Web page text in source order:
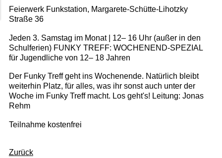
Feierwerk Funkstation, Margarete-Schütte-Lihotzky
Straße 36
Jeden 3. Samstag im Monat | 12– 16 Uhr (außer in den
Schulferien) FUNKY TREFF: WOCHENEND-SPEZIAL
für Jugendliche von 12– 18 Jahren
Der Funky Treff geht ins Wochenende. Natürlich bleibt
weiterhin Platz, für alles, was ihr sonst auch unter der
Woche im Funky Treff macht. Los geht's! Leitung: Jonas
Rehm
Teilnahme kostenfrei
Zurück